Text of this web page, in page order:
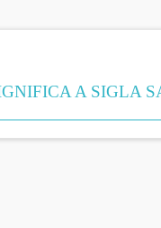
A SIGLA